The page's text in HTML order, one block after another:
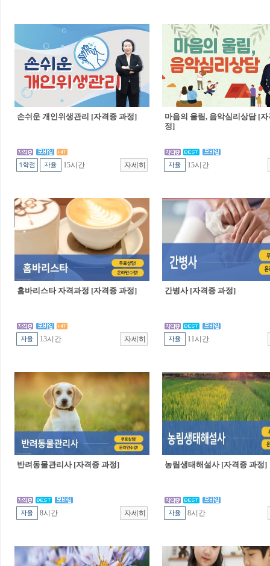
손쉬운 개인위생관리 [자격증 과정]
15시간
마음의 울림, 음악심리상담 [
정]
15시간
홈바리스타 자격과정 [자격증 과정]
13시간
간병사 [자격증 과정]
11시간
반려동물관리사 [자격증 과정]
8시간
농림생태해설사 [자격증 과정]
8시간